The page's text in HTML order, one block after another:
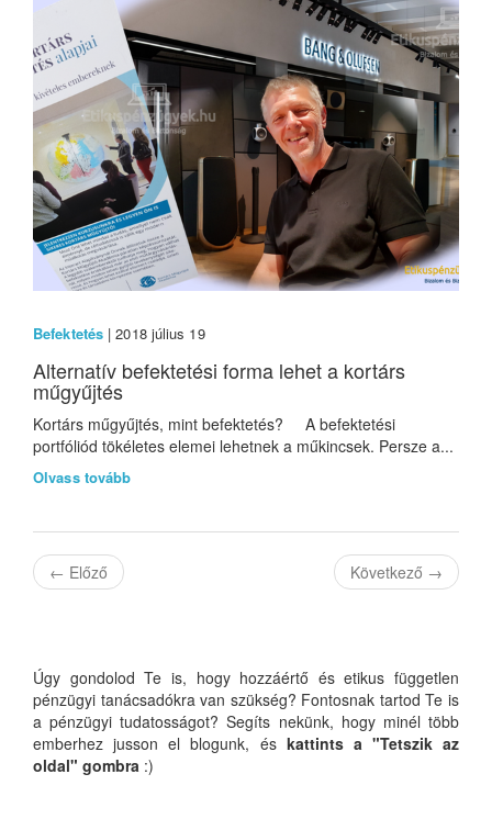
Befektetés | 2018 július 19
Alternatív befektetési forma lehet a kortárs
műgyűjtés
Kortárs műgyűjtés, mint befektetés? A befektetési
portfóliód tökéletes elemei lehetnek a műkincsek. Persze a...
Olvass tovább
← Előző Következő →
Úgy gondolod Te is, hogy hozzáértő és etikus független
pénzügyi tanácsadókra van szükség? Fontosnak tartod Te is
a pénzügyi tudatosságot? Segíts nekünk, hogy minél több
emberhez jusson el blogunk, és kattints a "Tetszik az
oldal" gombra :)